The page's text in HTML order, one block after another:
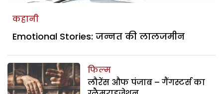
कहानी
Emotional Stories: जन्नत की लालजमीन
फिल्म
लौरेंस औफ पंजाब – गैंगस्टर्स का